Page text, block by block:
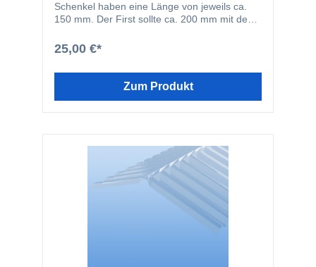
Schenkel haben eine Länge von jeweils ca.
150 mm. Der First sollte ca. 200 mm mit den
ohne Struktur.HINWEIS: Der Fist ist nicht
kompatibel mit unseren anderen Lichtplatten,
25,00 €*
Zum Produkt